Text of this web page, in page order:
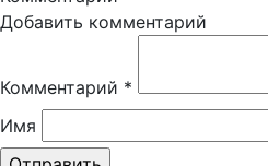
Добавить комментарий
Комментарий *
Имя